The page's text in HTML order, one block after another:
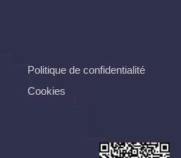
Politique de confidentialité
Cookies